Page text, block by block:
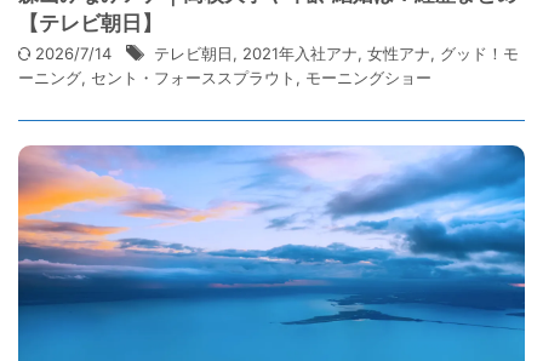
【テレビ朝日】
2026/7/14 テレビ朝日, 2021年入社アナ, 女性アナ, グッド！モ
ーニング, セント・フォーススプラウト , モーニングショー